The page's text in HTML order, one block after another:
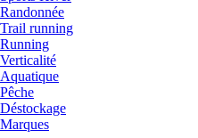
Randonnée
Trail running
Running
Verticalité
Aquatique
Pêche
Déstockage
Marques